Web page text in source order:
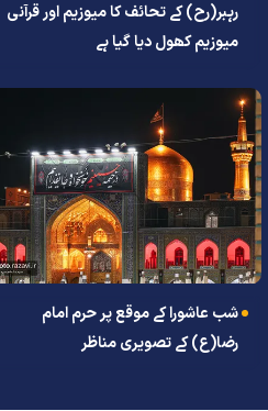
رہبر(رح) کے تحائف کا میوزیم اور قرآنی
میوزیم کھول دیا گیا ہے
شب عاشورا کے موقع پر حرم امام
رضا(ع) کے تصویری مناظر